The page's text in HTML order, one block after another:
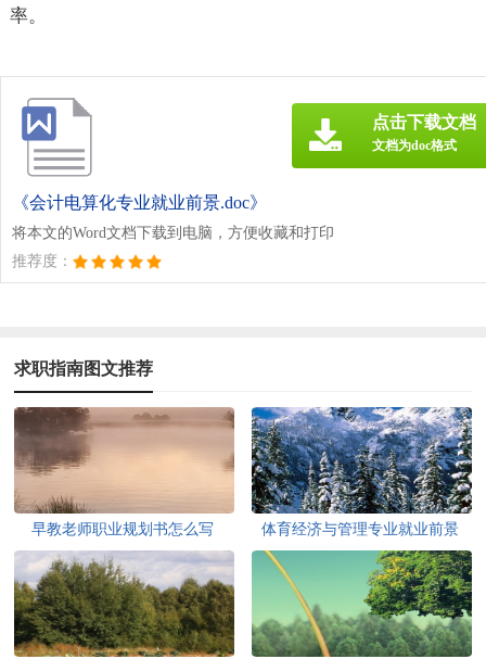
率。
《会计电算化专业就业前景.doc》
将本文的Word文档下载到电脑，方便收藏和打印
推荐度：
点击下载文档
文档为doc格式
求职指南图文推荐
早教老师职业规划书怎么写 体育经济与管理专业就业前景